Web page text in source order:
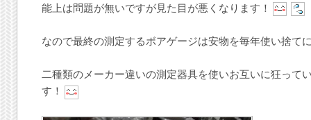
能上は問題が無いですが見た目が悪くなります！
なので最終の測定するボアゲージは安物を毎年使い捨て
二種類のメーカー違いの測定器具を使いお互いに狂って
す！